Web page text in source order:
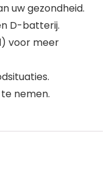
uw gezondheid.
D-batterij.
voor meer
nemen.